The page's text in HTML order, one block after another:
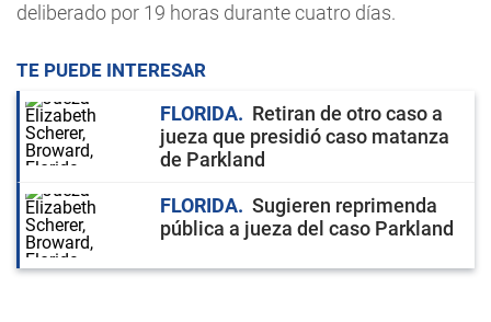
deliberado por 19 horas durante cuatro días.
TE PUEDE INTERESAR
FLORIDA
Retiran de otro caso a
jueza que presidió caso matanza
de Parkland
FLORIDA
Sugieren reprimenda
pública a jueza del caso Parkland